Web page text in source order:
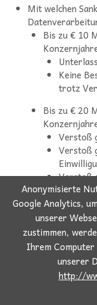
Mit welchen
Bis zu € 10
Keine
trotz
Bis zu € 20
Verstoß
Verstoß
Verstoß
emaxit EDV e.U.|
©
Anonymisierte
Google Analytics,
unserer
zustimmen,
Ihrem Computer
unserer
http://